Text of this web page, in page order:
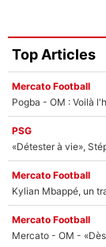
Top Articles
Mercato Football
Pogba - OM : Voilà
PSG
«Détester à vie»,
Mercato Football
Kylian Mbappé, un
Mercato Football